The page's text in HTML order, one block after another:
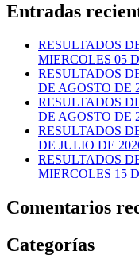
Entradas
RESULTADOS
MIERCOLES 05
RESULTADOS
DE AGOSTO DE
RESULTADOS
DE AGOSTO DE
RESULTADOS
DE JULIO DE
RESULTADOS
MIERCOLES 15
Comentarios
Categorías